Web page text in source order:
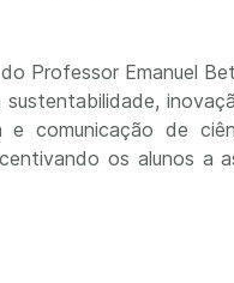
Professor Emanuel
e comunicação de
os alunos a